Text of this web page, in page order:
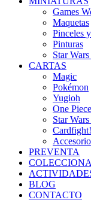
Games
Maquetas
Pinceles
Pinturas
Star
CARTAS
Magic
Pokémon
Yugioh
One
Star
PREVENTA
BLOG
CONTACTO